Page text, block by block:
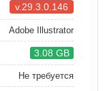
v.29.3.0.146
Adobe Illustrator
3.08 GB
Не требуется